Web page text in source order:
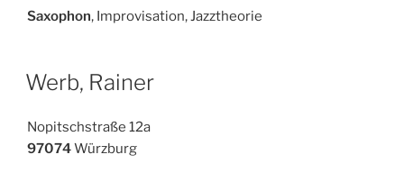
Saxophon, Improvisation, Jazztheorie
Werb, Rainer
Nopitschstraße 12a
97074Würzburg